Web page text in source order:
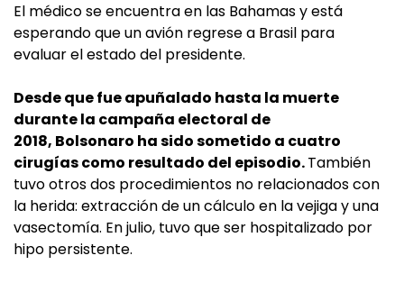
El médico se encuentra en las Bahamas y está
esperando que un avión regrese a Brasil para
evaluar el estado del presidente.
Desde que fue apuñalado hasta la muerte
durante la campaña electoral de
2018, Bolsonaro ha sido sometido a cuatro
cirugías como resultado del episodio.También
tuvo otros dos procedimientos no relacionados con
la herida: extracción de un cálculo en la vejiga y una
vasectomía. En julio, tuvo que ser hospitalizado por
hipo persistente.